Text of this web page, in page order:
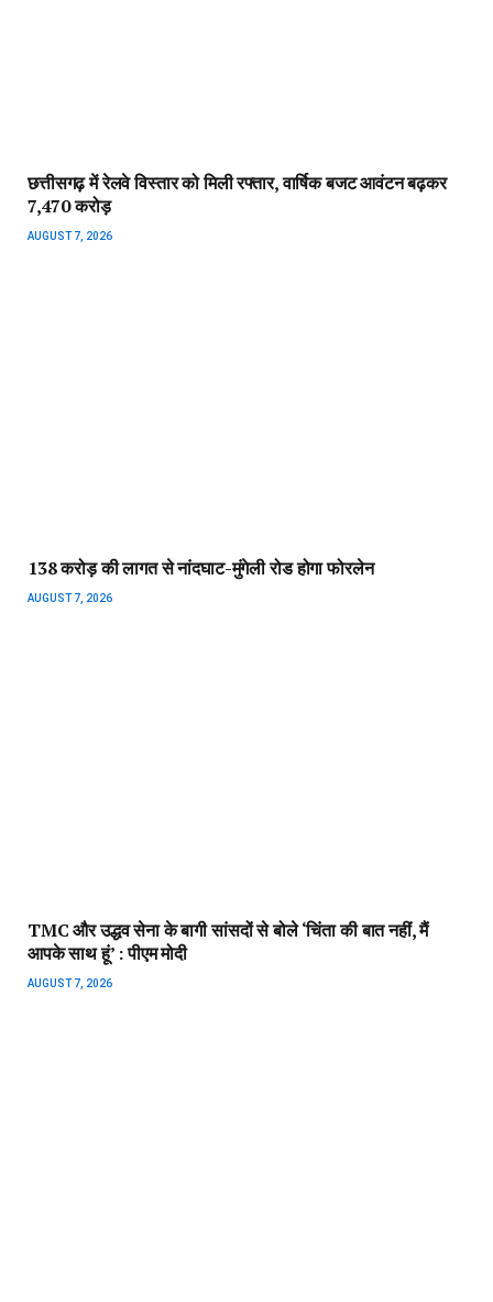
छत्तीसगढ़ में रेलवे विस्तार को मिली रफ्तार, वार्षिक बजट आवंटन बढ़कर
₹7,470 करोड़
AUGUST 7, 2026
138 करोड़ की लागत से नांदघाट-मुंगेली रोड होगा फोरलेन
AUGUST 7, 2026
TMC और उद्धव सेना के बागी सांसदों से बोले ‘चिंता की बात नहीं, मैं
आपके साथ हूं’ : पीएम मोदी
AUGUST 7, 2026